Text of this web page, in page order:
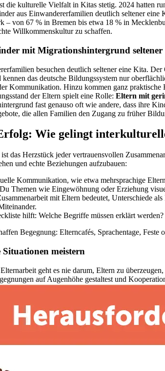
die kulturelle Vielfalt in Kitas stetig. 2024 hatten
aus Einwandererfamilien deutlich seltener
– von 67 % in Bremen bis etwa 18 % in
Willkommenskultur zu schaffen.
mit Migrationshintergrund seltener
besuchen deutlich seltener eine Kita. Der
das deutsche Bildungssystem nur
Kommunikation. Hinzu kommen ganz
der Eltern spielt eine Rolle: Eltern mit
fast genauso oft wie andere, dass ihre
die allen Familien den Zugang zu früher
Wie gelingt
das Herzstück jeder vertrauensvollen
und echte Beziehungen aufzubauen:
Kommunikation, wie etwa mehrsprachige
Themen wie Eingewöhnung oder Erziehung
mit Eltern bedeutet, Unterschiede
hilft: Welche Begriffe müssen erklärt
Begegnung: Elterncafés, Sprachentage,
meistern
geht es nie darum, Eltern zu
auf Augenhöhe gestaltest und